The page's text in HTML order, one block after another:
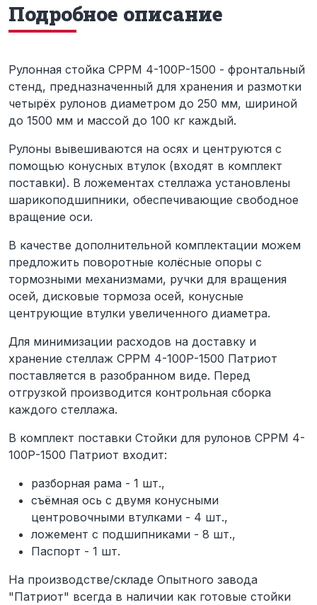
Подробное описание
Рулонная стойка СРРМ 4-100Р-1500 - фронтальный
стенд, предназначенный для хранения и размотки
четырёх рулонов диаметром до 250 мм, шириной
до 1500 мм и массой до 100 кг каждый.
Рулоны вывешиваются на осях и центруются с
помощью конусных втулок (входят в комплект
поставки). В ложементах стеллажа установлены
шарикоподшипники, обеспечивающие свободное
вращение оси.
В качестве дополнительной комплектации можем
предложить поворотные колёсные опоры с
тормозными механизмами, ручки для вращения
осей, дисковые тормоза осей, конусные
центрующие втулки увеличенного диаметра.
Для минимизации расходов на доставку и
хранение стеллаж СРРМ 4-100Р-1500 Патриот
поставляется в разобранном виде. Перед
отгрузкой производится контрольная сборка
каждого стеллажа.
В комплект поставки Стойки для рулонов СРРМ 4-
100Р-1500 Патриот входит:
разборная рама - 1 шт.,
съёмная ось с двумя конусными
центровочными втулками - 4 шт.,
ложемент с подшипниками - 8 шт.,
Паспорт - 1 шт.
На производстве/складе Опытного завода
"Патриот" всегда в наличии как готовые стойки